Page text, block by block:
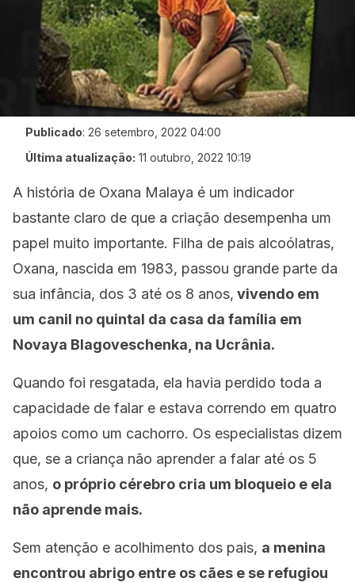
Publicado: 26 setembro, 2022 04:00
Última atualização: 11 outubro, 2022 10:19
A história de Oxana Malaya é um indicador
bastante claro de que a criação desempenha um
papel muito importante. Filha de pais alcoólatras,
Oxana, nascida em 1983, passou grande parte da
sua infância, dos 3 até os 8 anos, vivendo em
um canil no quintal da casa da família em
Novaya Blagoveschenka, na Ucrânia.
Quando foi resgatada, ela havia perdido toda a
capacidade de falar e estava correndo em quatro
apoios como um cachorro. Os especialistas dizem
que, se a criança não aprender a falar até os 5
anos, o próprio cérebro cria um bloqueio e ela
não aprende mais.
Sem atenção e acolhimento dos pais, a menina
encontrou abrigo entre os cães e se refugiou